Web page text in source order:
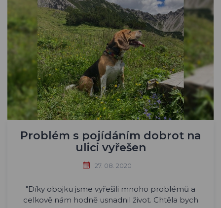
Problém s pojídáním dobrot na
ulici vyřešen
27. 08. 2020
"Díky obojku jsme vyřešili mnoho problémů a
celkově nám hodně usnadnil život. Chtěla bych